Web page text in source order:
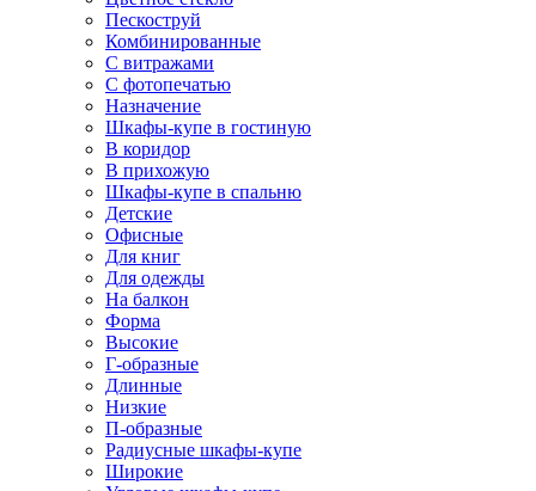
Пескоструй
Комбинированные
С витражами
С фотопечатью
Назначение
Шкафы-купе в гостиную
В коридор
В прихожую
Шкафы-купе в спальню
Детские
Офисные
Для книг
Для одежды
На балкон
Форма
Высокие
Г-образные
Длинные
Низкие
П-образные
Радиусные шкафы-купе
Широкие